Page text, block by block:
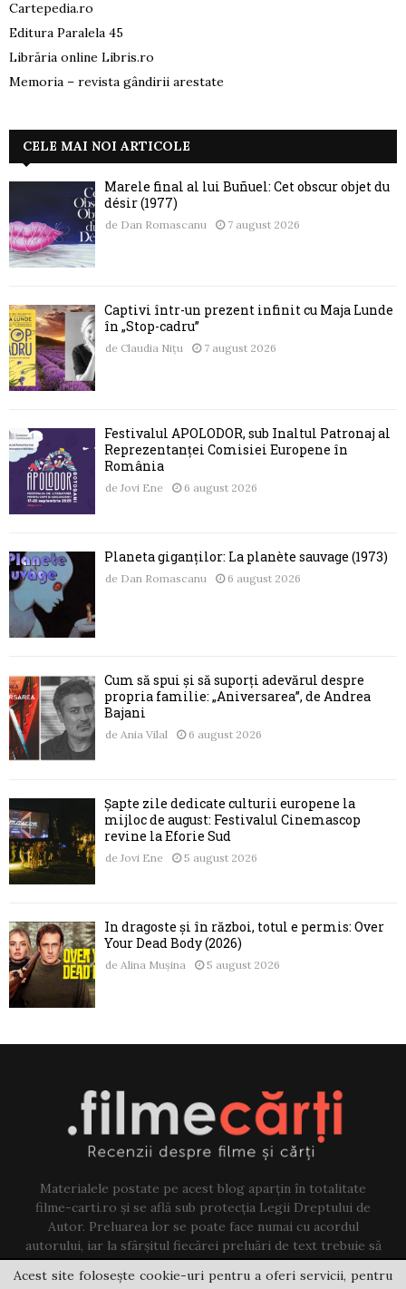
Cartepedia.ro
Editura Paralela 45
Librăria online Libris.ro
Memoria – revista gândirii arestate
CELE MAI NOI ARTICOLE
Marele final al lui Buñuel: Cet obscur objet du
désir (1977)
de Dan Romascanu 7 august 2026
Captivi într-un prezent infinit cu Maja Lunde
în „Stop-cadru”
de Claudia Nițu 7 august 2026
Festivalul APOLODOR, sub Înaltul Patronaj al
Reprezentanței Comisiei Europene în
România
de Jovi Ene 6 august 2026
Planeta giganților: La planète sauvage (1973)
de Dan Romascanu 6 august 2026
Cum să spui și să suporți adevărul despre
propria familie: „Aniversarea”, de Andrea
Bajani
de Ania Vilal 6 august 2026
Șapte zile dedicate culturii europene la
mijloc de august: Festivalul Cinemascop
revine la Eforie Sud
de Jovi Ene 5 august 2026
În dragoste și în război, totul e permis: Over
Your Dead Body (2026)
de Alina Mușina 5 august 2026
Materialele postate pe acest blog aparțin în totalitate
filme-carti.ro și se află sub protecția Legii Dreptului de
Autor. Preluarea lor se poate face numai cu acordul
autorului, iar la sfârșitul fiecărei preluări de text trebuie să
existe un link către acest blog.
Acest site folosește cookie-uri pentru a oferi servicii, pentru